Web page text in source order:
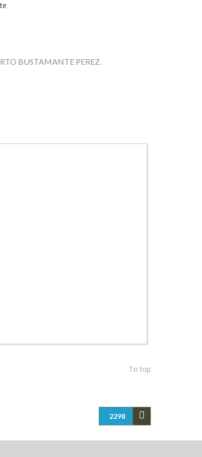
BUSTAMANTE PEREZ.
To top
2298